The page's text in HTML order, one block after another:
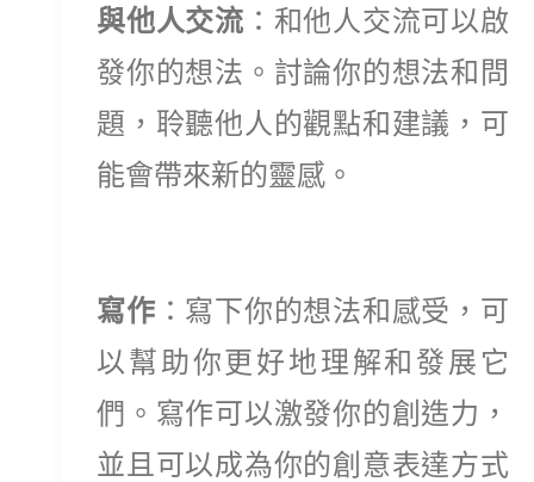
與他人交流 ：和他人交流可以啟
發你的想法。討論你的想法和問
題，聆聽他人的觀點和建議，可
能會帶來新的靈感。
寫作 ：寫下你的想法和感受，可
以幫助你更好地理解和發展它
們。寫作可以激發你的創造力，
並且可以成為你的創意表達方式